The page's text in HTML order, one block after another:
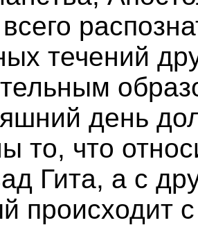
течений
день
то, что
Гита, а с
происходит